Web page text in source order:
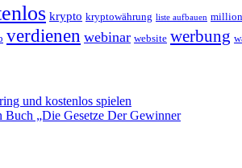
krypto kryptowährung liste aufbauen
verdienen webinar website werbung
und kostenlos spielen
Buch „Die Gesetze Der Gewinner